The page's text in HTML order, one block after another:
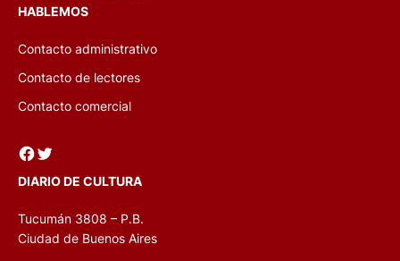
HABLEMOS
Contacto administrativo
Contacto de lectores
Contacto comercial
Facebook Twitter
DIARIO DE CULTURA
Tucumán 3808 – P.B.
Ciudad de Buenos Aires